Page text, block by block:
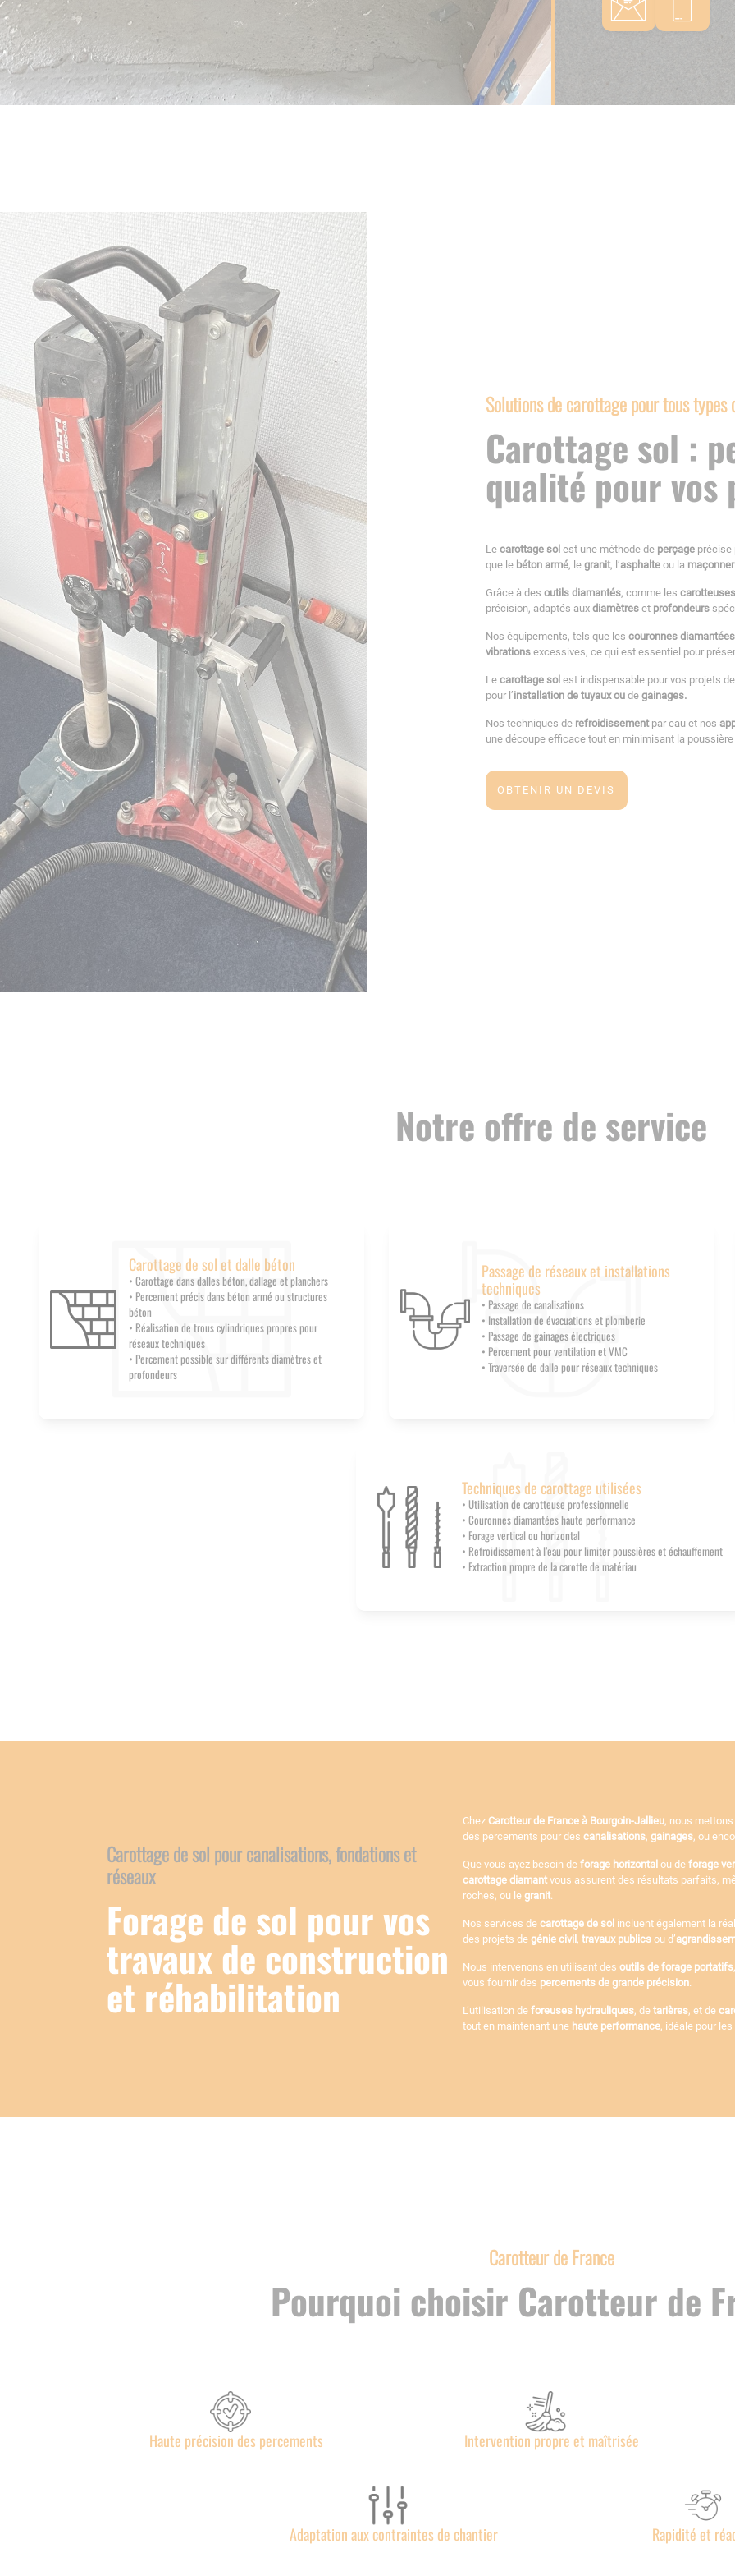
Solutions de carottage pour tous
Carottage sol :
qualité pour vos
Le carottage sol est une méthode de perçage précise
que le béton armé, le granit, l’asphalte ou la
Grâce à des outils diamantés, comme les carotteuses
précision, adaptés aux diamètres et profondeurs
Nos équipements, tels que les couronnes
vibrations excessives, ce qui est essentiel pour
Le carottage sol est indispensable pour vos projets de
pour l’installation de tuyaux ou de gainages.
Nos techniques de refroidissementpar eau et nos
une découpe efficace tout en minimisant la
OBTENIR UN DEVIS
Notre offre de service
Carottage de sol et dalle béton
• Carottage dans dalles béton, dallage et planchers
• Percement précis dans béton armé ou structures
béton
• Réalisation de trous cylindriques propres pour
réseaux techniques
• Percement possible sur différents diamètres et
profondeurs
Passage de réseaux et installations
techniques
• Passage de canalisations
• Installation de évacuations et plomberie
• Passage de gainages électriques
• Percement pour ventilation et VMC
• Traversée de dalle pour réseaux techniques
Techniques de carottage utilisées
• Utilisation de carotteuse professionnelle
• Couronnes diamantées haute performance
• Forage vertical ou horizontal
• Refroidissement à l’eau pour limiter poussières et échauffement
• Extraction propre de la carotte de matériau
Carottage de sol pour canalisations, fondations et
réseaux
Forage de sol pour vos
travaux de construction
et réhabilitation
Chez Carotteur de France à Bourgoin-Jallieu, nous
des percements pour des canalisations, gainages, ou
Que vous ayez besoin de forage horizontalou de forage
carottage diamantvous assurent des résultats parfaits,
roches, ou le granit.
Nos services de carottage de solincluent également la
des projets de génie civil, travaux publicsou d’
Nous intervenons en utilisant des outils de forage portatifs,
vous fournir des percements de grande précision.
L’utilisation de foreuses hydrauliques, de tarières, et de
tout en maintenant une haute performance, idéale pour les
Carotteur de France
Pourquoi choisir Carotteur de
Haute précision des percements Intervention propre et maîtrisée
Adaptation aux contraintes de chantier Rapidité et